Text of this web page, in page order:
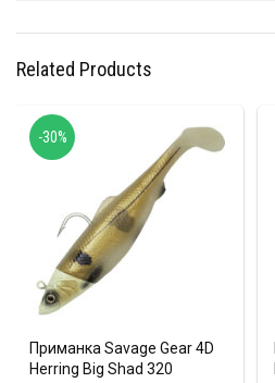
Related Products
Приманка Savage Gear 4D
Herring Big Shad 320
-30%